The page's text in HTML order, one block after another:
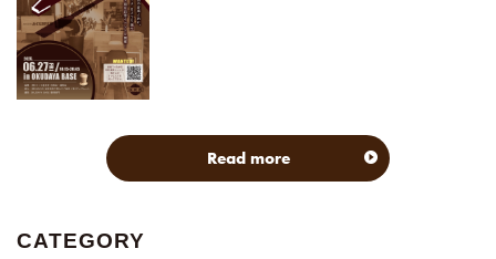
Read more
CATEGORY